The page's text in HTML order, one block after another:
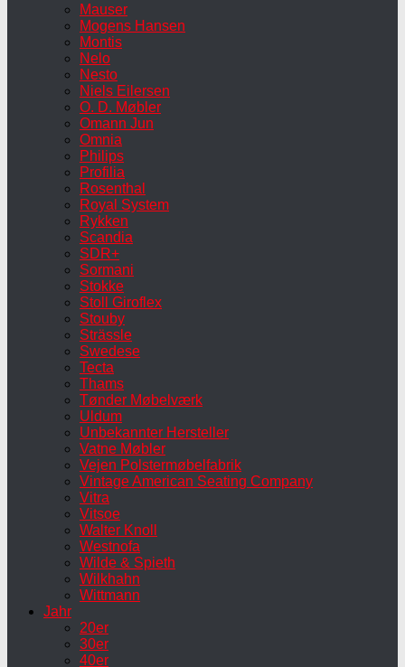
Mauser
Mogens Hansen
Montis
Nelo
Nesto
Niels Eilersen
O. D. Møbler
Omann Jun
Omnia
Philips
Profilia
Rosenthal
Royal System
Rykken
Scandia
SDR+
Sormani
Stokke
Stoll Giroflex
Stouby
Strässle
Swedese
Tecta
Thams
Tønder Møbelværk
Uldum
Unbekannter Hersteller
Vatne Møbler
Vejen Polstermøbelfabrik
Vintage American Seating Company
Vitra
Vitsoe
Walter Knoll
Westnofa
Wilde & Spieth
Wilkhahn
Wittmann
Jahr
20er
30er
40er